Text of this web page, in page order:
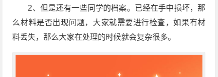
2、但是还有一些同学的档案。已经在手中损坏，那
么材料是否出现问题，大家就需要进行检查，如果有材
料丢失，那么大家在处理的时候就会复杂很多。